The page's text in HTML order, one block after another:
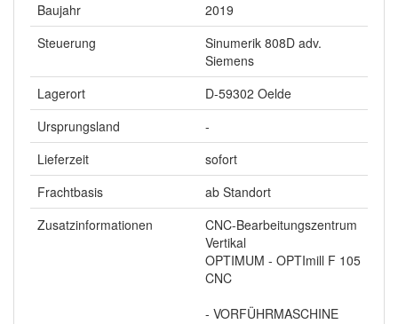
Baujahr
2019
Steuerung
Sinumerik 808D adv.
Siemens
Lagerort
D-59302 Oelde
Ursprungsland
-
Lieferzeit
sofort
Frachtbasis
ab Standort
Zusatzinformationen
CNC-Bearbeitungszentrum
Vertikal
OPTIMUM - OPTImill F 105
CNC
- VORFÜHRMASCHINE